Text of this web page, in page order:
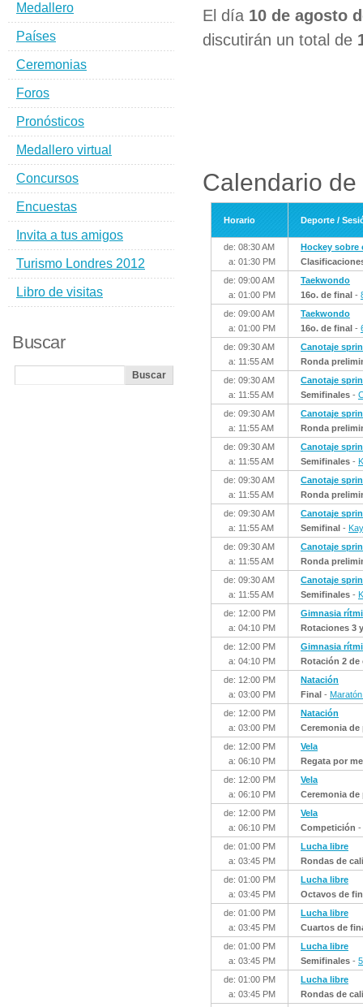
El día 10 de agosto
discutirán un total de
Calendario
Horario Deporte /
de: 08:30 AM
a: 01:30 PM
Hockey sobre
de: 09:00 AM
a: 01:00 PM
Taekwondo
16o. de final -
de: 09:00 AM
a: 01:00 PM
Taekwondo
16o. de final -
de: 09:30 AM
a: 11:55 AM
Canotaje
Ronda
de: 09:30 AM
a: 11:55 AM
Canotaje
Semifinales -
de: 09:30 AM
a: 11:55 AM
Canotaje
Ronda
de: 09:30 AM
a: 11:55 AM
Canotaje
Semifinales -
de: 09:30 AM
a: 11:55 AM
Canotaje
Ronda
de: 09:30 AM
a: 11:55 AM
Canotaje
Semifinal -
de: 09:30 AM
a: 11:55 AM
Canotaje
Ronda
de: 09:30 AM
a: 11:55 AM
Canotaje
Semifinales -
de: 12:00 PM
a: 04:10 PM
Gimnasia
Rotaciones 3
de: 12:00 PM
a: 04:10 PM
Gimnasia
Rotación 2 de
de: 12:00 PM
a: 03:00 PM
Natación
Final -
de: 12:00 PM
a: 03:00 PM
Natación
Ceremonia de
de: 12:00 PM
a: 06:10 PM
Vela
Regata por
de: 12:00 PM
a: 06:10 PM
Vela
Ceremonia de
de: 12:00 PM
a: 06:10 PM
Vela
Competición -
de: 01:00 PM
a: 03:45 PM
Lucha libre
Rondas de
de: 01:00 PM
a: 03:45 PM
Lucha libre
Octavos de
de: 01:00 PM
a: 03:45 PM
Lucha libre
Cuartos de
de: 01:00 PM
a: 03:45 PM
Lucha libre
Semifinales -
de: 01:00 PM
a: 03:45 PM
Lucha libre
Rondas de
Medallero
Países
Ceremonias
Foros
Pronósticos
Medallero virtual
Concursos
Encuestas
Invita a tus amigos
Turismo Londres 2012
Libro de visitas
Buscar